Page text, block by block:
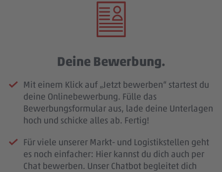
Deine Bewerbung.
Mit einem Klick auf „Jetzt bewerben“ startest du
deine Onlinebewerbung. Fülle das
Bewerbungsformular aus, lade deine Unterlagen
hoch und schicke alles ab. Fertig!
Für viele unserer Markt- und Logistikstellen geht
es noch einfacher: Hier kannst du dich auch per
Chat bewerben. Unser Chatbot begleitet dich